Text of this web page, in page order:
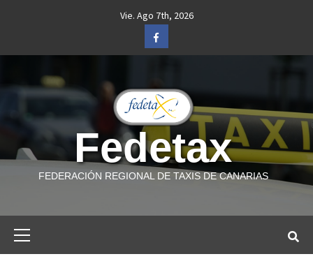
Vie. Ago 7th, 2026
Facebook
Fedetax
FEDERACIÓN REGIONAL DE TAXIS DE CANARIAS